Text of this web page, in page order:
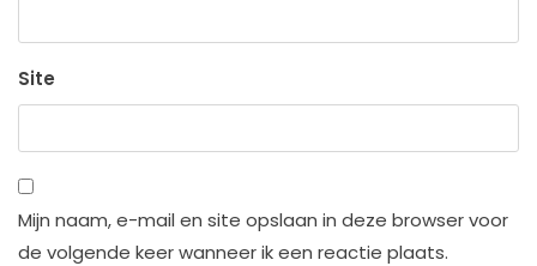
Site
Mijn naam, e-mail en site opslaan in deze browser voor
de volgende keer wanneer ik een reactie plaats.